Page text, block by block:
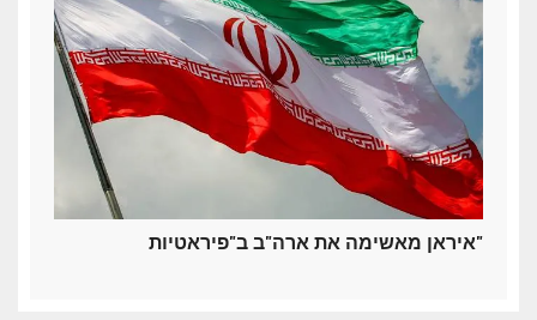
איראן מאשימה את ארה"ב ב"פיראטיות"